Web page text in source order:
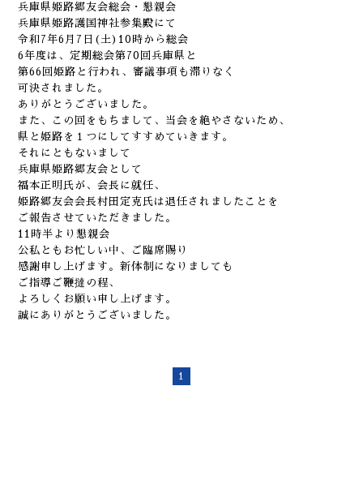
兵庫県姫路郷友会総会・懇親会
兵庫県姫路護国神社参集殿にて
令和7年6月7日(土)10時から総会
6年度は、定期総会第70回兵庫県と
第66回姫路と行われ、審議事項も滞りなく
可決されました。
ありがとうございました。
また、この回をもちまして、当会を絶やさないため、
県と姫路を１つにしてすすめていきます。
それにともないまして
兵庫県姫路郷友会として
福本正明氏が、会長に就任、
姫路郷友会会長村田定克氏は退任されましたことを
ご報告させていただきました。
11時半より懇親会
公私ともお忙しい中、ご臨席賜り
感謝申し上げます。新体制になりましても
ご指導ご鞭撻の程、
よろしくお願い申し上げます。
誠にありがとうございました。
1